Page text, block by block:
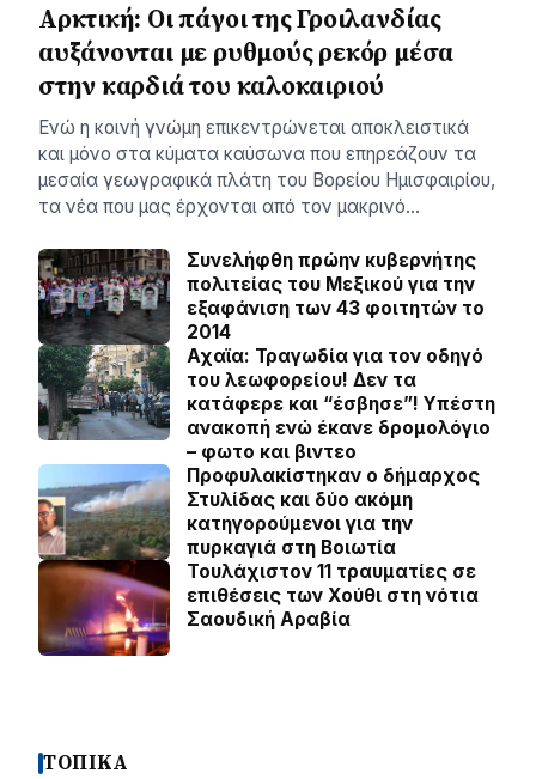
Αρκτική: Οι πάγοι της Γροιλανδίας
αυξάνονται με ρυθμούς ρεκόρ μέσα
στην καρδιά του καλοκαιριού
Ενώ η κοινή γνώμη επικεντρώνεται αποκλειστικά
και μόνο στα κύματα καύσωνα που επηρεάζουν τα
μεσαία γεωγραφικά πλάτη του Βορείου Ημισφαιρίου,
τα νέα που μας έρχονται από τον μακρινό…
Συνελήφθη πρώην κυβερνήτης
πολιτείας του Μεξικού για την
εξαφάνιση των 43 φοιτητών το
2014
Αχαϊα: Τραγωδία για τον οδηγό
του λεωφορείου! Δεν τα
κατάφερε και “έσβησε”! Υπέστη
ανακοπή ενώ έκανε δρομολόγιο
– φωτο και βιντεο
Προφυλακίστηκαν ο δήμαρχος
Στυλίδας και δύο ακόμη
κατηγορούμενοι για την
πυρκαγιά στη Βοιωτία
Τουλάχιστον 11 τραυματίες σε
επιθέσεις των Χούθι στη νότια
Σαουδική Αραβία
ΤΟΠΙΚΑ